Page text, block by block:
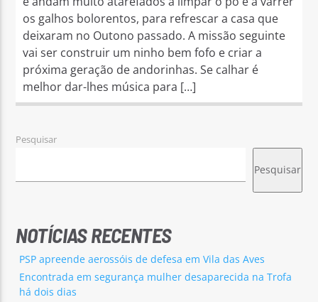
os galhos bolorentos, para refrescar a casa que
deixaram no Outono passado. A missão seguinte
vai ser construir um ninho bem fofo e criar a
próxima geração de andorinhas. Se calhar é
melhor dar-lhes música para […]
Pesquisar
Pesquisar
NOTÍCIAS RECENTES
PSP apreende aerossóis de defesa em Vila das Aves
Encontrada em segurança mulher desaparecida na Trofa
há dois dias